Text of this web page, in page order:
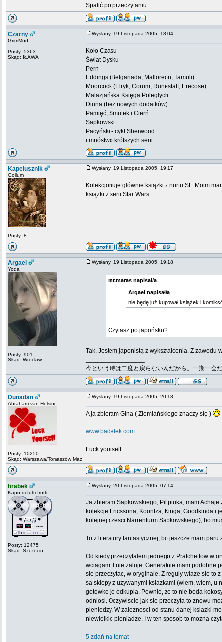
Spalić po przeczytaniu.
Czarny
GrimMod
Posty: 5363
Skąd: IŁAWA
Wysłany: 19 Listopada 2005, 18:04
Koło Czasu
Świat Dysku
Pern
Eddings (Belgariada, Malloreon, Tamuli)
Moorcock (Elryk, Corum, Runestaff, Erecose)
Malazjańska Księga Poległych
Diuna (bez nowych dodatków)
Pamięć, Smutek i Cierń
Sapkowski
Pacyński - cykl Sherwood
i mnóstwo krótszych serii
Kapelusznik
Gollum
Posty: 8
Wysłany: 19 Listopada 2005, 19:17
Kolekcjonuje głównie książki z nurtu SF. Moim
książki z serii Star Wars.
Argael
Yoda
Posty: 901
Skąd: Wrocław
Wysłany: 19 Listopada 2005, 19:18
mr.maras napisał/a
Argael napisał/a
nie będę już kupował książek i
Czytasz po japońsku?
Tak. Jestem japonistą z wykształcenia. Z zawodu
今という時は二度と戻らないんだから。一期一会
Dunadan
Abraham van Helsing
Posty: 10250
Skąd: Warszawa/Tomaszów Maz
Wysłany: 19 Listopada 2005, 20:18
A ja zbieram Gina ( Ziemiańskiego znaczy się )
www.badelek.com
Luck yourself
hrabek
Kapo di tutti frutti
Posty: 12475
Skąd: Szczecin
Wysłany: 20 Listopada 2005, 07:14
Ja zbieram Sapkowskiego, Pilipiuka, mam
kolekcje Ericssona, Koontza, Kinga, Goodkinda i
kolejnej czesci Narrenturm Sapkowskiego), bo
To z literatury fantastycznej, bo jeszcze mam
Od kiedy przeczytalem jednego z Pratchettow w
wciagam. I nie zaluje. Generalnie mam podobne
sie przeczytac, w oryginale. Z reguly wiaze sie to
sa sklepy z uzywanymi ksiazkami (wiem, wiem, u
gotowke je odkupia. Pewnie, ze to nie beda
odniosl. Oczywiscie jak sie przeczyta to znowu
pieniedzy. W zaleznosci od stanu danej ksiazki
niewielkie pieniadze. I w ten sposob to mozna
5 zdań na temat